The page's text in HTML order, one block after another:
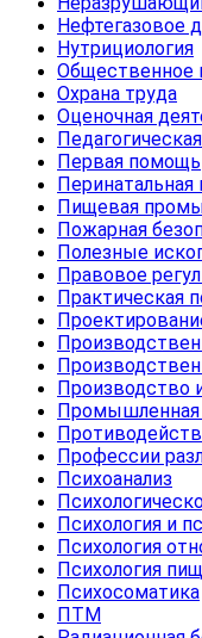
Нефтегазовое
Нутрициология
Общественное
Охрана труда
Оценочная
Первая помощь
Перинатальная
Пищевая
Пожарная
Полезные
Правовое
Практическая
Производство
Промышленная
Профессии
Психоанализ
Психология и
Психология
Психология
Психосоматика
ПТМ